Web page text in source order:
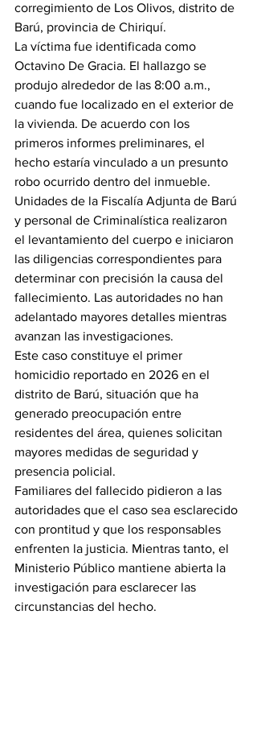
corregimiento de Los Olivos, distrito de
Barú, provincia de Chiriquí.
La víctima fue identificada como
Octavino De Gracia. El hallazgo se
produjo alrededor de las 8:00 a.m.,
cuando fue localizado en el exterior de
la vivienda. De acuerdo con los
primeros informes preliminares, el
hecho estaría vinculado a un presunto
robo ocurrido dentro del inmueble.
Unidades de la Fiscalía Adjunta de Barú
y personal de Criminalística realizaron
el levantamiento del cuerpo e iniciaron
las diligencias correspondientes para
determinar con precisión la causa del
fallecimiento. Las autoridades no han
adelantado mayores detalles mientras
avanzan las investigaciones.
Este caso constituye el primer
homicidio reportado en 2026 en el
distrito de Barú, situación que ha
generado preocupación entre
residentes del área, quienes solicitan
mayores medidas de seguridad y
presencia policial.
Familiares del fallecido pidieron a las
autoridades que el caso sea esclarecido
con prontitud y que los responsables
enfrenten la justicia. Mientras tanto, el
Ministerio Público mantiene abierta la
investigación para esclarecer las
circunstancias del hecho.